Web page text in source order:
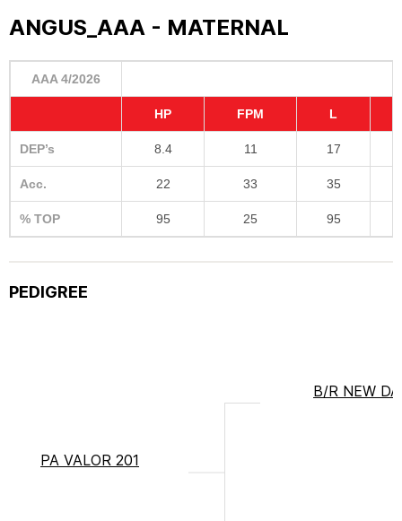
ANGUS_AAA - MATERNAL
AAA 4/2026
HP FPM L
DEP’s 8.4 11 17
Acc. 22 33 35
% TOP 95 25 95
PEDIGREE
PA VALOR 201
B/R NEW